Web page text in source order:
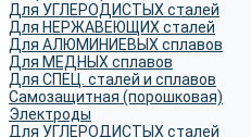
Для УГЛЕРОДИСТЫХ сталей
Для НЕРЖАВЕЮЩИХ сталей
Для АЛЮМИНИЕВЫХ сплавов
Для МЕДНЫХ сплавов
Для СПЕЦ. сталей и сплавов
Самозащитная (порошковая)
Электроды
Для УГЛЕРОДИСТЫХ сталей